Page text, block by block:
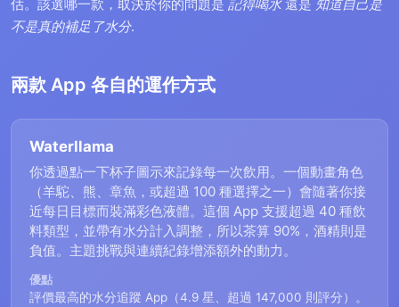
估。該選哪一款，取決於你的問題是 記得喝水還是 知道自己是
不是真的補足了水分.
兩款 App 各自的運作方式
Waterllama
你透過點一下杯子圖示來記錄每一次飲用。一個動畫角色
（羊駝、熊、章魚，或超過 100 種選擇之一）會隨著你接
近每日目標而裝滿彩色液體。這個 App 支援超過 40 種飲
料類型，並帶有水分計入調整，所以茶算 90%，酒精則是
負值。主題挑戰與連續紀錄增添額外的動力。
優點
評價最高的水分追蹤 App（4.9 星、超過 147,000 則評分）。